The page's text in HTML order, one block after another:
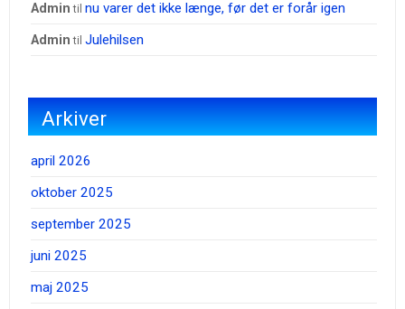
admin til nu varer det ikke længe, før det er forår igen
admin til Julehilsen
Arkiver
april 2026
oktober 2025
september 2025
juni 2025
maj 2025